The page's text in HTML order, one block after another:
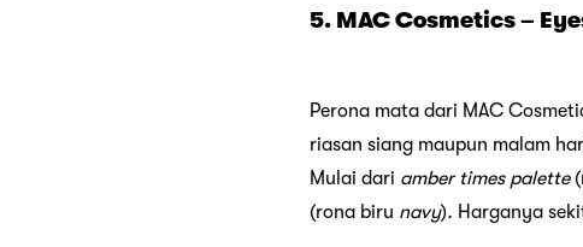
5. MAC Cosmetics –
Perona mata dari MAC
riasan siang maupun malam
Mulai dari amber times palette
(rona biru navy). Harganya